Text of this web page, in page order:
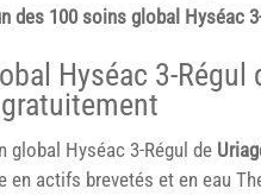
des 100 soins global Hyséac
Hyséac 3-
global Hyséac 3-Régul de
en actifs brevetés et en eau